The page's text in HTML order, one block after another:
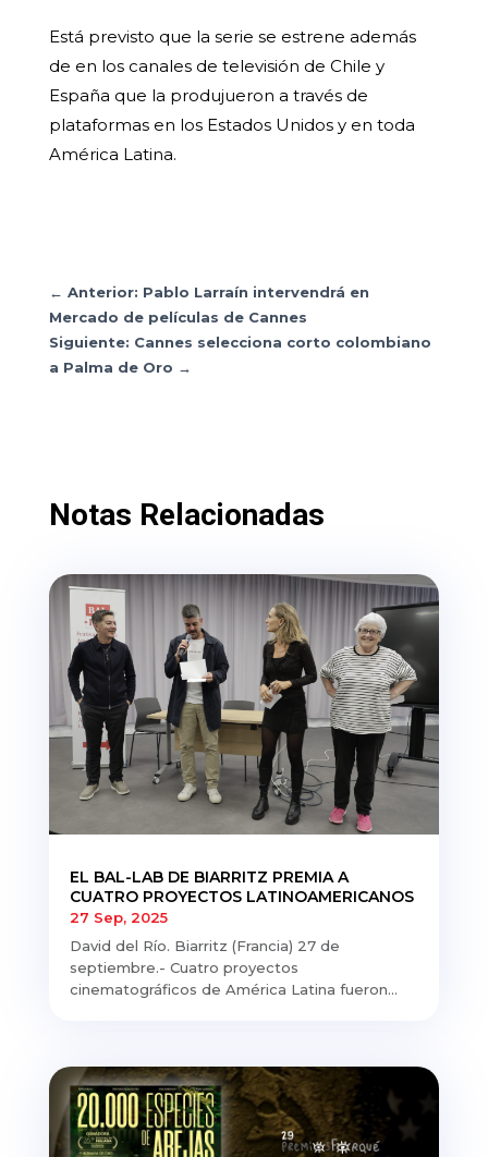
Está previsto que la serie se estrene además
de en los canales de televisión de Chile y
España que la produjueron a través de
plataformas en los Estados Unidos y en toda
América Latina.
← Anterior: Pablo Larraín intervendrá en
Mercado de películas de Cannes
Siguiente: Cannes selecciona corto colombiano
a Palma de Oro →
Notas Relacionadas
EL BAL-LAB DE BIARRITZ PREMIA A
CUATRO PROYECTOS LATINOAMERICANOS
27 Sep, 2025
David del Río. Biarritz (Francia) 27 de
septiembre.- Cuatro proyectos
cinematográficos de América Latina fueron...